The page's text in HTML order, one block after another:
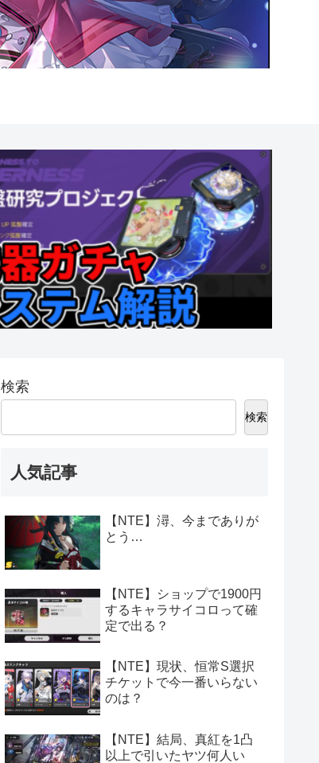
検索
検索
人気記事
【NTE】潯、今までありが
とう…
【NTE】ショップで1900円
するキャラサイコロって確
定で出る？
【NTE】現状、恒常S選択
チケットで今一番いらない
のは？
【NTE】結局、真紅を1凸
以上で引いたヤツ何人い